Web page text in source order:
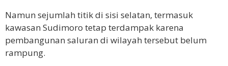
Namun sejumlah titik di sisi selatan, termasuk
kawasan Sudimoro tetap terdampak karena
pembangunan saluran di wilayah tersebut belum
rampung.